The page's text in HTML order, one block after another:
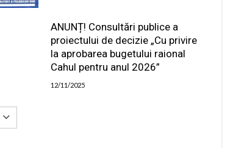
ANUNȚ! Consultări publice a
proiectului de decizie „Cu privire
la aprobarea bugetului raional
Cahul pentru anul 2026”
12/11/2025